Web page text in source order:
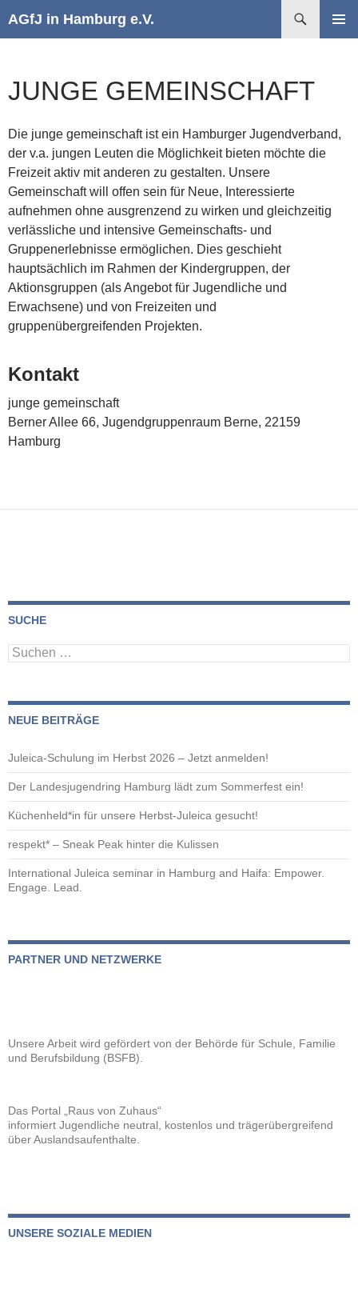
AGfJ in Hamburg e.V.
JUNGE GEMEINSCHAFT
Die junge gemeinschaft ist ein Hamburger Jugendverband,
der v.a. jungen Leuten die Möglichkeit bieten möchte die
Freizeit aktiv mit anderen zu gestalten. Unsere
Gemeinschaft will offen sein für Neue, Interessierte
aufnehmen ohne ausgrenzend zu wirken und gleichzeitig
verlässliche und intensive Gemeinschafts- und
Gruppenerlebnisse ermöglichen. Dies geschieht
hauptsächlich im Rahmen der Kindergruppen, der
Aktionsgruppen (als Angebot für Jugendliche und
Erwachsene) und von Freizeiten und
gruppenübergreifenden Projekten.
Kontakt
junge gemeinschaft
Berner Allee 66, Jugendgruppenraum Berne, 22159
Hamburg
SUCHE
Suchen
nach:
NEUE BEITRÄGE
Juleica-Schulung im Herbst 2026 – Jetzt anmelden!
Der Landesjugendring Hamburg lädt zum Sommerfest ein!
Küchenheld*in für unsere Herbst-Juleica gesucht!
respekt* – Sneak Peak hinter die Kulissen
International Juleica seminar in Hamburg and Haifa: Empower.
Engage. Lead.
PARTNER UND NETZWERKE
Unsere Arbeit wird gefördert von der Behörde für Schule, Familie
und Berufsbildung (BSFB).
Das Portal „Raus von Zuhaus“
informiert Jugendliche neutral, kostenlos und trägerübergreifend
über Auslandsaufenthalte.
UNSERE SOZIALE MEDIEN